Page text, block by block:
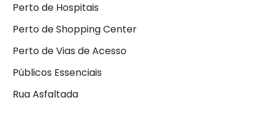
Perto de Hospitais
Perto de Shopping Center
Perto de Vias de Acesso
Públicos Essenciais
Rua Asfaltada